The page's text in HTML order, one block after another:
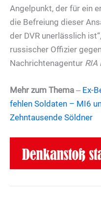
Angelpunkt, der für ein
die Befreiung dieser
der DVR unerlässlich
russischer Offizier
Nachrichtenagentur RIA
Mehr zum Thema ‒ Ex-
fehlen Soldaten – MI6
Zehntausende Söldner